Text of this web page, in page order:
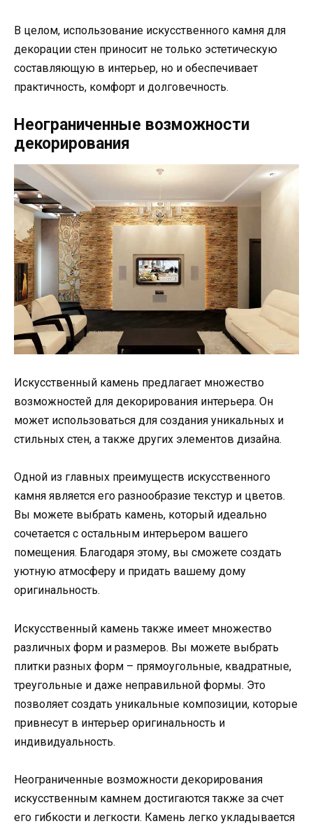
В целом, использование искусственного камня для
декорации стен приносит не только эстетическую
составляющую в интерьер, но и обеспечивает
практичность, комфорт и долговечность.
Неограниченные возможности
декорирования
Искусственный камень предлагает множество
возможностей для декорирования интерьера. Он
может использоваться для создания уникальных и
стильных стен, а также других элементов дизайна.
Одной из главных преимуществ искусственного
камня является его разнообразие текстур и цветов.
Вы можете выбрать камень, который идеально
сочетается с остальным интерьером вашего
помещения. Благодаря этому, вы сможете создать
уютную атмосферу и придать вашему дому
оригинальность.
Искусственный камень также имеет множество
различных форм и размеров. Вы можете выбрать
плитки разных форм – прямоугольные, квадратные,
треугольные и даже неправильной формы. Это
позволяет создать уникальные композиции, которые
привнесут в интерьер оригинальность и
индивидуальность.
Неограниченные возможности декорирования
искусственным камнем достигаются также за счет
его гибкости и легкости. Камень легко укладывается